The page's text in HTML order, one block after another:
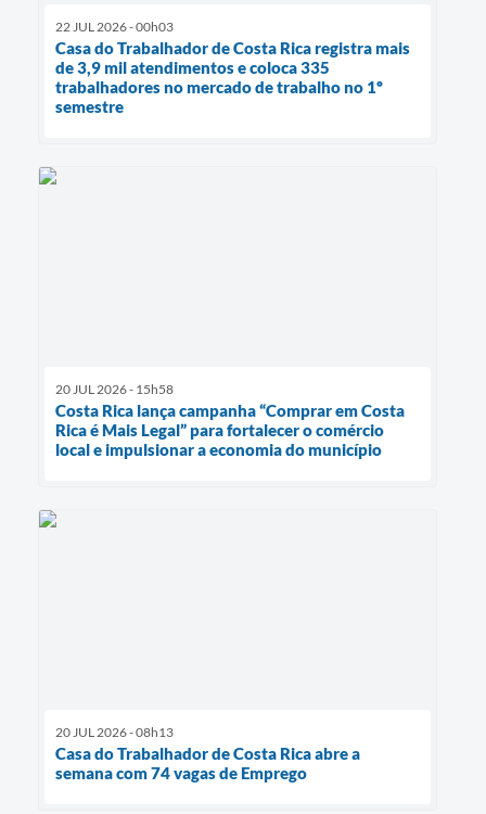
22 JUL 2026 - 00h03
Casa do Trabalhador de Costa Rica registra mais
de 3,9 mil atendimentos e coloca 335
trabalhadores no mercado de trabalho no 1º
semestre
20 JUL 2026 - 15h58
Costa Rica lança campanha “Comprar em Costa
Rica é Mais Legal” para fortalecer o comércio
local e impulsionar a economia do município
20 JUL 2026 - 08h13
Casa do Trabalhador de Costa Rica abre a
semana com 74 vagas de Emprego